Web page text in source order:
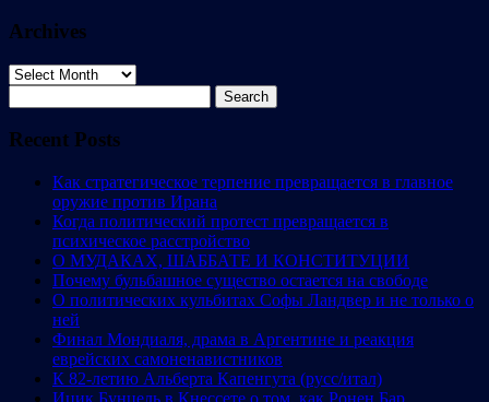
Archives
Archives
for:
Recent Posts
Как стратегическое терпение превращается в главное
оружие против Ирана
Когда политический протест превращается в
психическое расстройство
О МУДАКАХ, ШАББАТЕ И КОНСТИТУЦИИ
Почему бульбашное существо остается на свободе
О политических кульбитах Софы Ландвер и не только о
ней
Финал Мондиаля, драма в Аргентине и реакция
еврейских самоненавистников
К 82-летию Альберта Капенгута (русс/итал)